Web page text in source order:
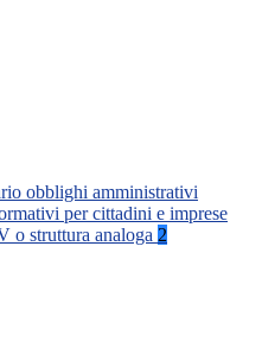
obblighi amministrativi
per cittadini e imprese
o struttura analoga 2